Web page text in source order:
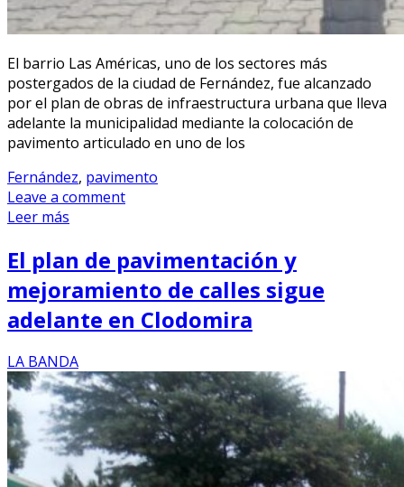
El barrio Las Américas, uno de los sectores más
postergados de la ciudad de Fernández, fue alcanzado
por el plan de obras de infraestructura urbana que lleva
adelante la municipalidad mediante la colocación de
pavimento articulado en uno de los
Fernández, pavimento
Leave a comment
Leer más
El plan de pavimentación y
mejoramiento de calles sigue
adelante en Clodomira
LA BANDA